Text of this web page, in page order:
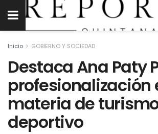
Inicio GOBIERNO Y SOCIEDAD
Destaca Ana Paty
profesionalización
materia de
deportivo